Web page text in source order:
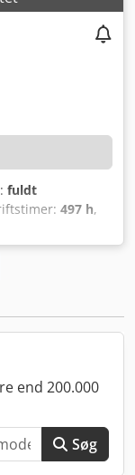
fuldt
497 h,
24 V,
– garanteret
stand med
end 200.000
Søg